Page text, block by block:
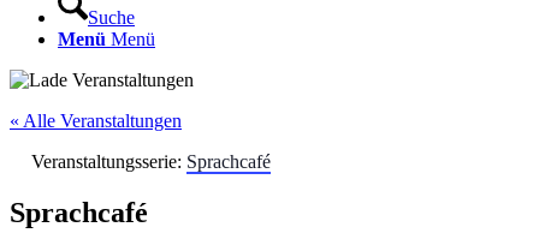
Suche
Menü Menü
« Alle Veranstaltungen
Veranstaltungsserie: Sprachcafé
Sprachcafé